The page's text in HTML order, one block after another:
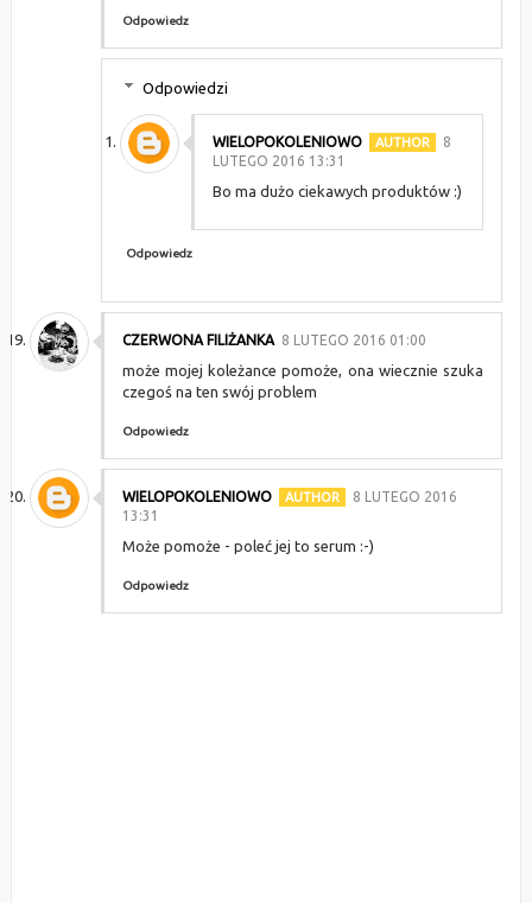
Odpowiedz
Odpowiedzi
WIELOPOKOLENIOWO
8
LUTEGO 2016 13:31
Bo ma dużo ciekawych produktów :)
Odpowiedz
CZERWONA FILIŻANKA 8 LUTEGO 2016 01:00
może mojej koleżance pomoże, ona wiecznie szuka
czegoś na ten swój problem
Odpowiedz
WIELOPOKOLENIOWO
8 LUTEGO 2016
13:31
Może pomoże - poleć jej to serum :-)
Odpowiedz